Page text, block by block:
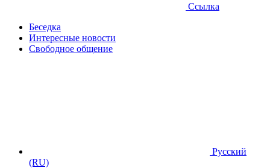
Ссылка
Беседка
Интересные новости
Свободное общение
Русский
(RU)